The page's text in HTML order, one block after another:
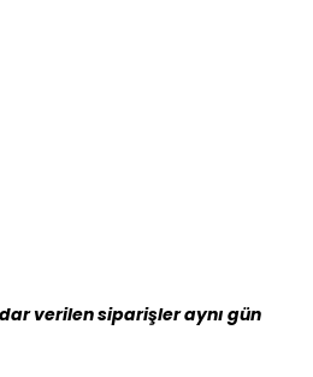
verilen siparişler aynı gün